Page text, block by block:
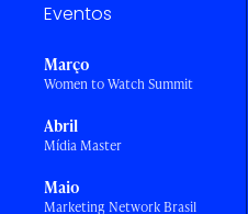
Eventos
Março
Women to Watch Summit
Abril
Mídia Master
Maio
Marketing Network Brasil